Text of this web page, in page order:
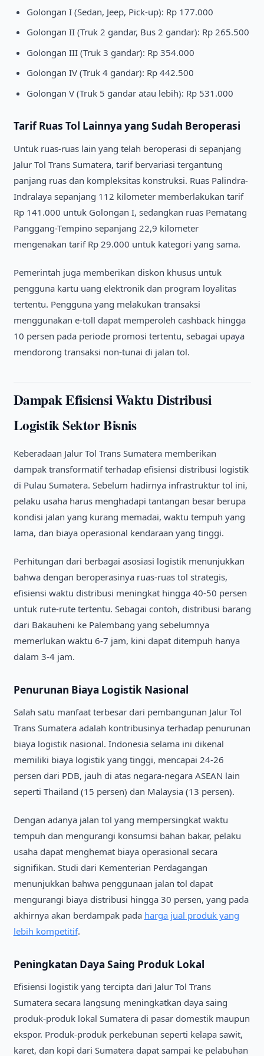
Golongan I (Sedan, Jeep, Pick-up): Rp 177.000
Golongan II (Truk 2 gandar, Bus 2 gandar): Rp 265.500
Golongan III (Truk 3 gandar): Rp 354.000
Golongan IV (Truk 4 gandar): Rp 442.500
Golongan V (Truk 5 gandar atau lebih): Rp 531.000
Tarif Ruas Tol Lainnya yang Sudah Beroperasi
Untuk ruas-ruas lain yang telah beroperasi di sepanjang
Jalur Tol Trans Sumatera, tarif bervariasi tergantung
panjang ruas dan kompleksitas konstruksi. Ruas Palindra-
Indralaya sepanjang 112 kilometer memberlakukan tarif
Rp 141.000 untuk Golongan I, sedangkan ruas Pematang
Panggang-Tempino sepanjang 22,9 kilometer
mengenakan tarif Rp 29.000 untuk kategori yang sama.
Pemerintah juga memberikan diskon khusus untuk
pengguna kartu uang elektronik dan program loyalitas
tertentu. Pengguna yang melakukan transaksi
menggunakan e-toll dapat memperoleh cashback hingga
10 persen pada periode promosi tertentu, sebagai upaya
mendorong transaksi non-tunai di jalan tol.
Dampak Efisiensi Waktu Distribusi
Logistik Sektor Bisnis
Keberadaan Jalur Tol Trans Sumatera memberikan
dampak transformatif terhadap efisiensi distribusi logistik
di Pulau Sumatera. Sebelum hadirnya infrastruktur tol ini,
pelaku usaha harus menghadapi tantangan besar berupa
kondisi jalan yang kurang memadai, waktu tempuh yang
lama, dan biaya operasional kendaraan yang tinggi.
Perhitungan dari berbagai asosiasi logistik menunjukkan
bahwa dengan beroperasinya ruas-ruas tol strategis,
efisiensi waktu distribusi meningkat hingga 40-50 persen
untuk rute-rute tertentu. Sebagai contoh, distribusi barang
dari Bakauheni ke Palembang yang sebelumnya
memerlukan waktu 6-7 jam, kini dapat ditempuh hanya
dalam 3-4 jam.
Penurunan Biaya Logistik Nasional
Salah satu manfaat terbesar dari pembangunan Jalur Tol
Trans Sumatera adalah kontribusinya terhadap penurunan
biaya logistik nasional. Indonesia selama ini dikenal
memiliki biaya logistik yang tinggi, mencapai 24-26
persen dari PDB, jauh di atas negara-negara ASEAN lain
seperti Thailand (15 persen) dan Malaysia (13 persen).
Dengan adanya jalan tol yang mempersingkat waktu
tempuh dan mengurangi konsumsi bahan bakar, pelaku
usaha dapat menghemat biaya operasional secara
signifikan. Studi dari Kementerian Perdagangan
menunjukkan bahwa penggunaan jalan tol dapat
mengurangi biaya distribusi hingga 30 persen, yang pada
akhirnya akan berdampak pada harga jual produk yang
lebih kompetitif.
Peningkatan Daya Saing Produk Lokal
Efisiensi logistik yang tercipta dari Jalur Tol Trans
Sumatera secara langsung meningkatkan daya saing
produk-produk lokal Sumatera di pasar domestik maupun
ekspor. Produk-produk perkebunan seperti kelapa sawit,
karet, dan kopi dari Sumatera dapat sampai ke pelabuhan